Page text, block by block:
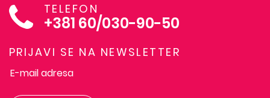
TELEFON
+381 60/030-90-50
PRIJAVI SE NA NEWSLETTER